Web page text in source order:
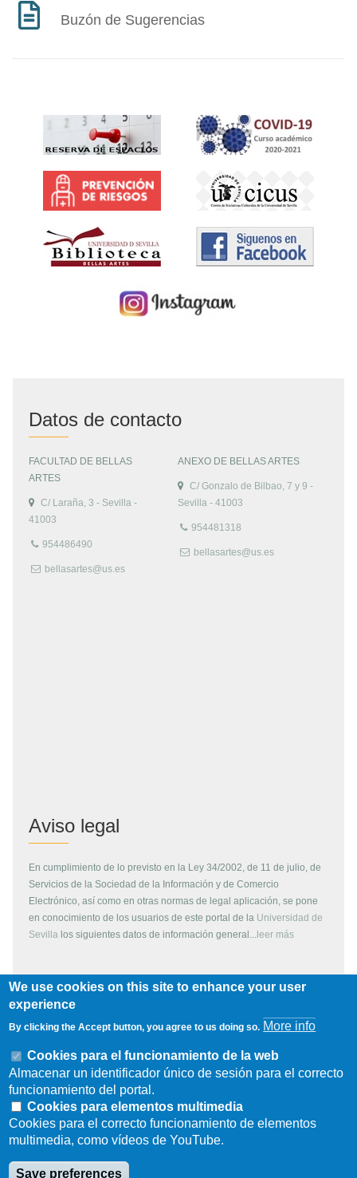
Buzón de Sugerencias
Datos de contacto
FACULTAD DE BELLAS
ARTES
C/ Laraña, 3 - Sevilla -
41003
954486490
bellasartes@us.es
ANEXO DE BELLAS ARTES
C/ Gonzalo de Bilbao, 7 y 9 -
Sevilla - 41003
954481318
bellasartes@us.es
Aviso legal
En cumplimiento de lo previsto en la Ley 34/2002, de 11 de julio, de
Servicios de la Sociedad de la Información y de Comercio
Electrónico, así como en otras normas de legal aplicación, se pone
en conocimiento de los usuarios de este portal de la Universidad de
Sevilla los siguientes datos de información general... leer más
Copyright
Todos los contenidos de este servidor WEB, son propiedad de la
Universidad de Sevilla, si no se indica lo contrario. Pueden ser
reproducidos libremente y para fines no lucrativos por cualquier
persona perteneciente a una institución de carácter educativo o
investigador. Otras instituciones, organismos, empresas, etc. deben
solicitar el permiso escrito de los propietarios del copyright.
Los escudos, logotipos, fotografías y gráficos son propiedad de la
Universidad de Sevilla. Prohibida su reproducción total o parcial por
We use cookies on this site to enhance your user
experience
By clicking the Accept button, you agree to us doing so. More info
Cookies para el funcionamiento de la web
Almacenar un identificador único de sesión para el correcto
funcionamiento del portal.
Cookies para elementos multimedia
Cookies para el correcto funcionamiento de elementos
multimedia, como vídeos de YouTube.
Save preferences